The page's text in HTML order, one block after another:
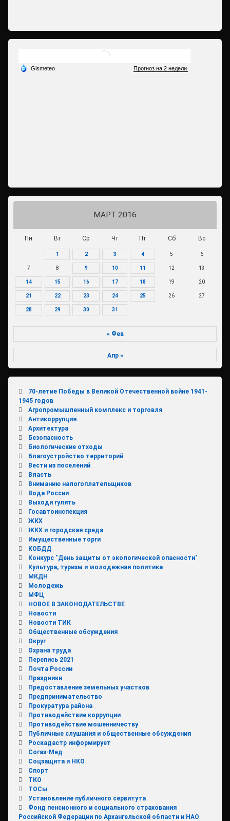
МАРТ 2016
Пн Вт Ср Чт Пт Сб Вс
1 2 3 4 5 6
7 8 9 10 11 12 13
14 15 16 17 18 19 20
21 22 23 24 25 26 27
28 29 30 31
« Фев
Апр »
70-летие Победы в Великой Отечественной войне 1941-
1945 годов
Агропромышленный комплекс и торговля
Антикоррупция
Архитектура
Безопасность
Биологические отходы
Благоустройство территорий
Вести из поселений
Власть
Вниманию налогоплательщиков
Вода России
Выходи гулять
Госавтоинспекция
ЖКХ
ЖКХ и городская среда
Имущественные торги
КОБДД
Конкурс "День защиты от экологической опасности"
Культура, туризм и молодежная политика
МКДН
Молодежь
МФЦ
НОВОЕ В ЗАКОНОДАТЕЛЬСТВЕ
Новости
Новости ТИК
Общественные обсуждения
Округ
Охрана труда
Перепись 2021
Почта России
Праздники
Предоставление земельных участков
Предпринимательство
Прокуратура района
Противодействие коррупции
Противодействие мошенничеству
Публичные слушания и общественные обсуждения
Роскадастр информирует
Согаз-Мед
Соцзащита и НКО
Спорт
ТКО
ТОСы
Установление публичного сервитута
Фонд пенсионного и социального страхования
Российской Федерации по Архангельской области и НАО